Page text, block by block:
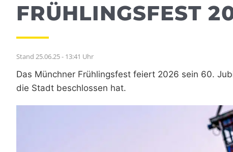
RÜHLINGSFEST
Stand 25.06.25 - 13:41 Uhr
Das Münchner Frühlingsfest feiert 2026 sein 60.
die Stadt beschlossen hat.